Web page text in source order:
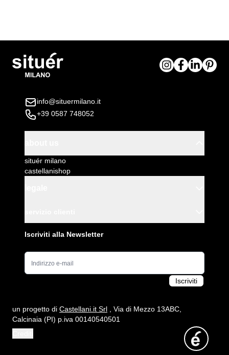
info@situermilano.it
+39 0587 748052
situér milano
castellanishop
Iscriviti alla Newsletter
Indirizzo e-mail
Iscriviti
un progetto di Castellani.it Srl , Via di Mezzo 13ABC,
Calcinaia (PI) p.iva 00140540501